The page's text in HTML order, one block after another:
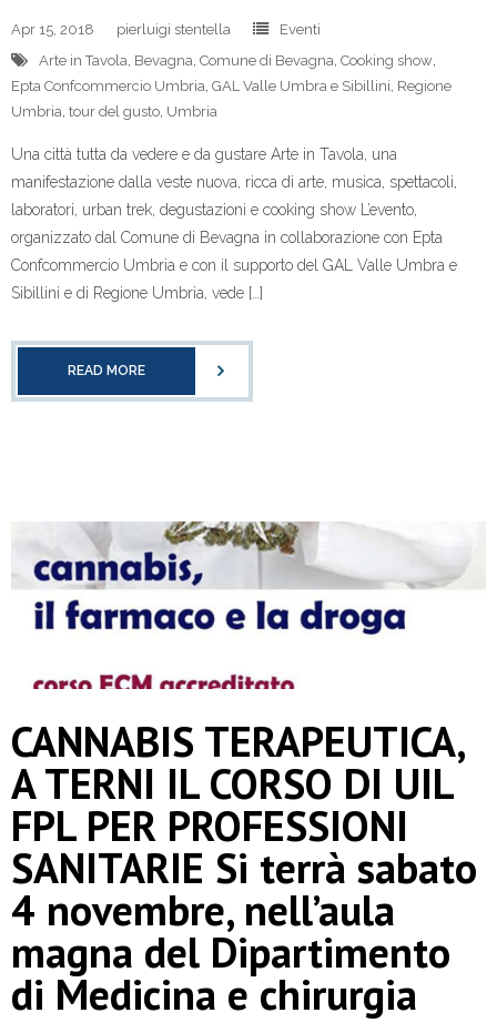
Apr 15, 2018 pierluigi stentella
Eventi
Arte in Tavola, Bevagna, Comune di Bevagna, Cooking show,
Epta Confcommercio Umbria, GAL Valle Umbra e Sibillini, Regione
Umbria, tour del gusto, Umbria
Una città tutta da vedere e da gustare Arte in Tavola, una
manifestazione dalla veste nuova, ricca di arte, musica, spettacoli,
laboratori, urban trek, degustazioni e cooking show L’evento,
organizzato dal Comune di Bevagna in collaborazione con Epta
Confcommercio Umbria e con il supporto del GAL Valle Umbra e
Sibillini e di Regione Umbria, vede […]
READ MORE
CANNABIS TERAPEUTICA,
A TERNI IL CORSO DI UIL
FPL PER PROFESSIONI
SANITARIE Si terrà sabato
4 novembre, nell’aula
magna del Dipartimento
di Medicina e chirurgia